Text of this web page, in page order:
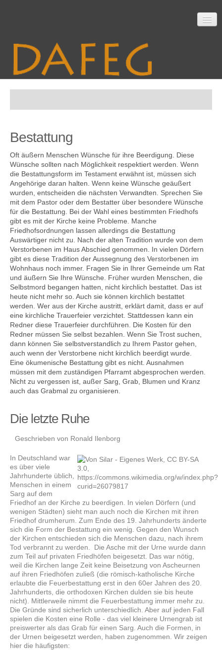
Mitarbeit
Material
Themen
Kontakt
Bestattung
Oft äußern Menschen Wünsche für ihre Beerdigung. Diese
Wünsche sollten nach Möglichkeit respektiert werden. Wenn
die Bestattungsform im Testament erwähnt ist, müssen sich
Angehörige daran halten. Wenn keine Wünsche geäußert
wurden, entscheiden die nächsten Verwandten. Sprechen Sie
mit dem Pastor oder dem Bestatter über besondere Wünsche
für die Bestattung. Bei der Wahl eines bestimmten Friedhofs
gibt es mit der Kirche keine Probleme. Manche
Friedhofsordnungen lassen allerdings die Bestattung
Auswärtiger nicht zu. Nach der alten Tradition wurde von dem
Verstorbenen im Haus Abschied genommen. In vielen Dörfern
gibt es diese Tradition der Aussegnung des Verstorbenen im
Wohnhaus noch immer. Fragen Sie in Ihrer Gemeinde um Rat
und äußern Sie Ihre Wünsche. Früher wurden Menschen, die
Selbstmord begangen hatten, nicht kirchlich bestattet. Das ist
heute nicht mehr so. Auch sie können kirchlich bestattet
werden. Wer aus der Kirche austritt, erklärt damit, dass er auf
eine kirchliche Trauerfeier verzichtet. Stattdessen kann ein
Redner diese Trauerfeier durchführen. Die Kosten für den
Redner müssen Sie selbst bezahlen. Wenn Sie Trost suchen,
dann können Sie selbstverstandlich zu Ihrem Pastor gehen,
auch wenn der Verstorbene nicht kirchlich beerdigt wurde.
Eine ökumenische Bestattung gibt es nicht. Ausnahmen
müssen mit dem zuständigen Pfarramt abgesprochen werden.
Nicht zu vergessen ist, außer Sarg, Grab, Blumen und Kranz
auch das Grabmal zu organisieren.
Die letzte Ruhe
Geschrieben von Ronald Ilenborg
In Deutschland war
es über viele
Jahrhunderte üblich,
Menschen in einem
Sarg auf dem
Friedhof an der Kirche zu beerdigen. In vielen Dörfern (und
wenigen Städten) sieht man auch noch die Kirchen mit ihren
Friedhof drumherum. Zum Ende des 19. Jahrhunderts änderte
sich die Form der Bestattung ein wenig. Gegen den Wunsch
der Kirchen entschieden sich die Menschen dazu, nach ihrem
Tod verbrannt zu werden. Die Asche mit der Urne wurde dann
zum Teil auf privaten Friedhöfen beigesetzt. Das war nötig,
weil die Kirchen lange Zeit keine Beisetzung von Ascheurnen
auf ihren Friedhöfen zuließ (die römisch-katholische Kirche
erlaubte die Feuerbestattung erst in den 60er Jahren des 20.
Jahrhunderts, die orthodoxen Kirchen dulden sie bis heute
nicht). Mittlerweile nimmt die Feuerbestattung immer mehr zu.
Die Gründe sind sicherlich unterschiedlich. Aber auf jeden Fall
spielen die Kosten eine Rolle - das viel kleinere Urnengrab ist
preiswerter als das Grab für einen Sarg. Auch die Formen, in
der Urnen beigesetzt werden, haben zugenommen. Wir zeigen
hier die häufigsten: